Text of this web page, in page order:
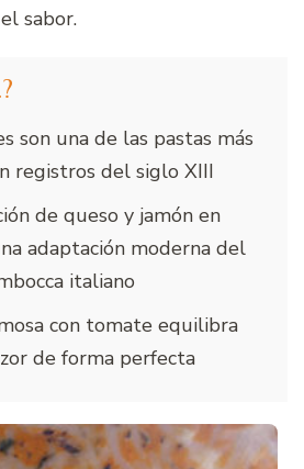
sabor.
son una de las pastas más
registros del siglo XIII
de queso y jamón en
adaptación moderna del
italiano
con tomate equilibra
de forma perfecta